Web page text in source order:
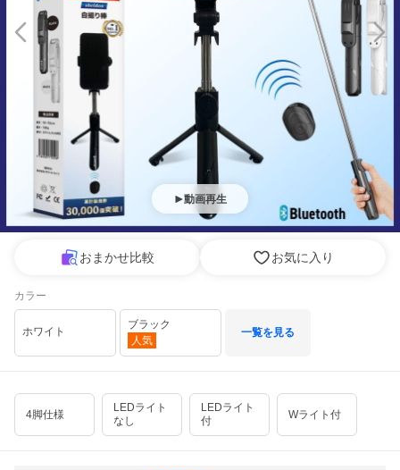
動画再生
おまかせ比較 お気に入り
カラー
ホワイト
ブラック
人気
一覧を見る
4脚仕様
LEDライト
なし
LEDライト
付
Wライト付